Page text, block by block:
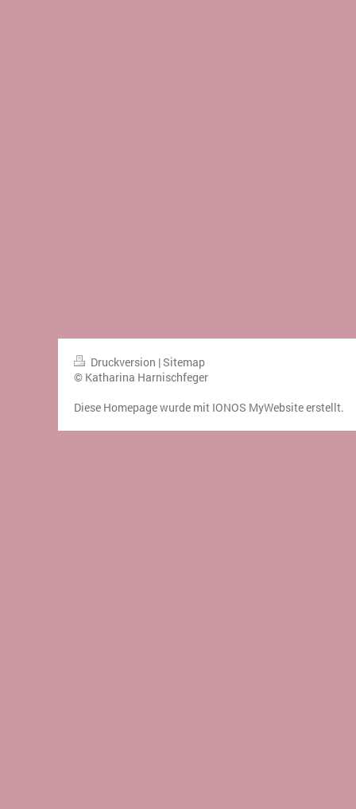
Druckversion |Sitemap
© Katharina Harnischfeger
Diese Homepage wurde mit IONOS MyWebsiteerstellt.